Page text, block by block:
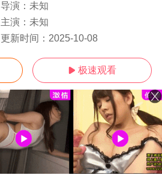
导演： 未知
主演： 未知
更新时间： 2025-10-08
 极速观看